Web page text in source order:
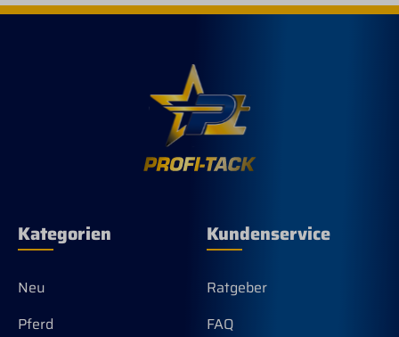
Kategorien
Neu
Pferd
Kundenservice
Ratgeber
FAQ